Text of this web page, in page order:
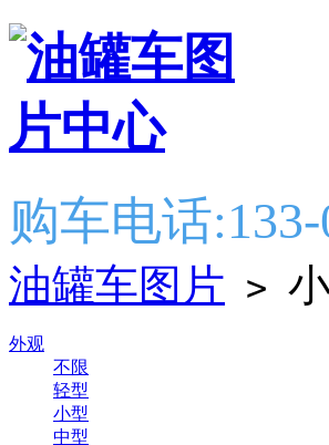
购车电话:133-
油罐车图片 >
外观
不限
轻型
小型
中型